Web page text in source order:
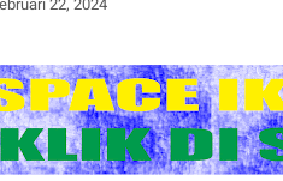
22, 2024